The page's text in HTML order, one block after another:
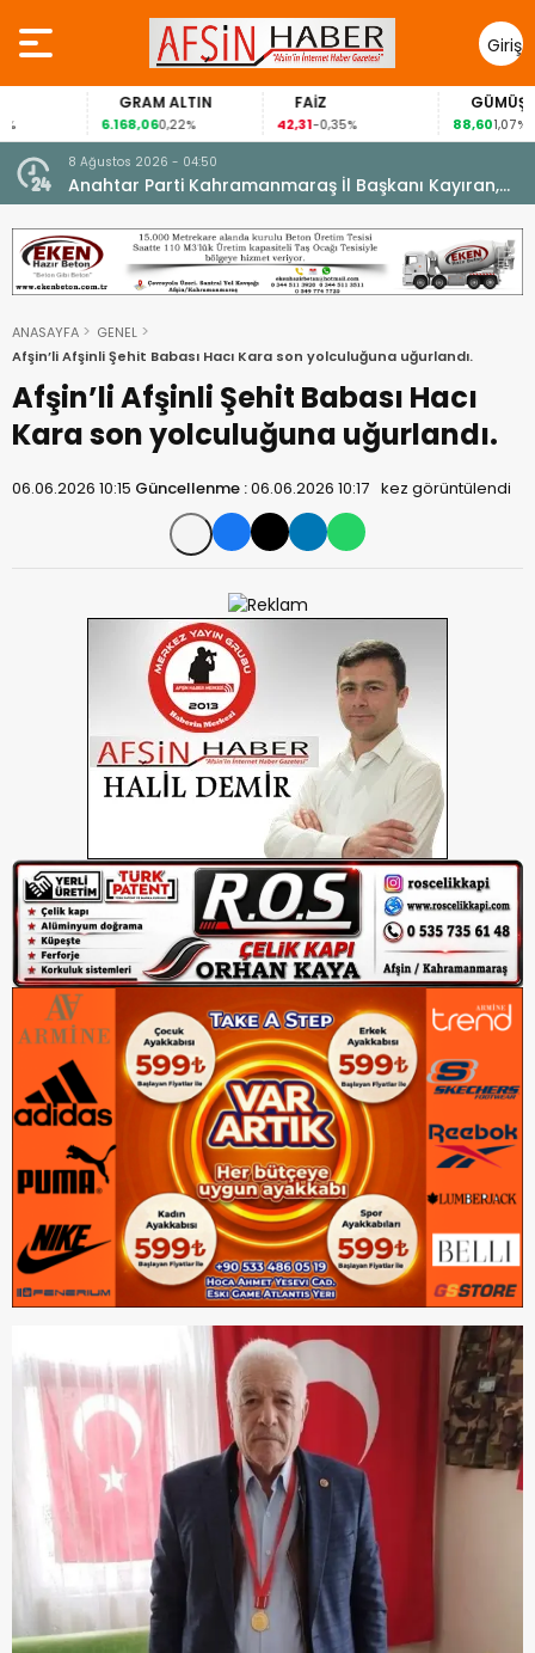
Giriş
Yap
GRAM ALTIN
0,22%
FAİZ
42,31
GÜMÜŞ GRAM
8 Ağustos 2026 - 04:50
Anahtar Parti Kahramanmaraş İl Başkanı Kayıran,
Afşin Teşkilatı ile buluştu.
ANASAYFA
GENEL
Afşin’li Afşinli Şehit Babası Hacı Kara son yolculuğuna uğurlandı.
Afşin’li Afşinli Şehit Babası Hacı
Kara son yolculuğuna uğurlandı.
06.06.2026 10:15 Güncellenme :06.06.2026 10:17 kez görüntülendi